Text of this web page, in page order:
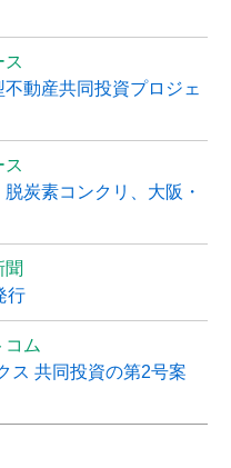
ス
動産共同投資プロジェ
ス
炭素コンクリ、大阪・
聞
行
コム
ス 共同投資の第2号案